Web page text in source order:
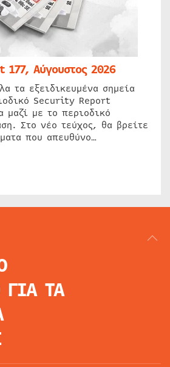
Αύγουστος 2026
τα εξειδικευμένα σημεία
Security Report
μαζί με το περιοδικό
Στο νέο τεύχος, θα βρείτε
που απευθύνο…
ΓΙΑ ΤΑ